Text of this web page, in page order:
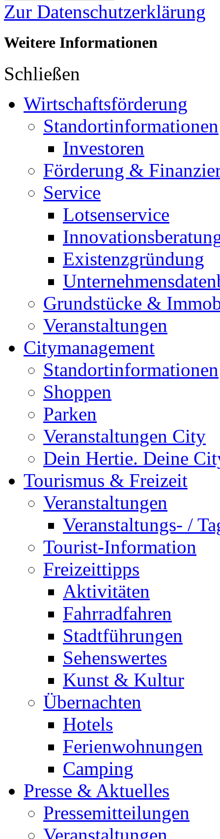
Zur Datenschutzerklärung
Weitere Informationen
Schließen
Wirtschaftsförderung
Standortinformationen
Investoren
Förderung &
Service
Lotsenservice
Existenzgründung
Grundstücke &
Veranstaltungen
Citymanagement
Standortinformationen
Shoppen
Parken
Veranstaltungen City
Dein Hertie. Deine
Tourismus & Freizeit
Veranstaltungen
Veranstaltungs- /
Tourist-Information
Freizeittipps
Aktivitäten
Fahrradfahren
Stadtführungen
Sehenswertes
Kunst & Kultur
Übernachten
Hotels
Ferienwohnungen
Camping
Presse & Aktuelles
Pressemitteilungen